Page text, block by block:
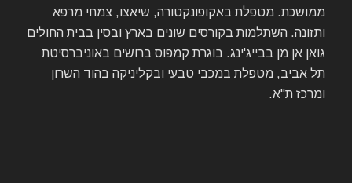
ממושכת. מטפלת באקופונקטורה, שיאצו, צמחי מרפא
ותזונה. השתלמות בקורסים שונים בארץ ובסין בבית החולים
גואן אן מן בבייג'ינג. בוגרת קמפוס ברושים באוניברסיטת
תל אביב, מטפלת במכבי טבעי ובקליניקה בהוד השרון
ומרכז ת"א.